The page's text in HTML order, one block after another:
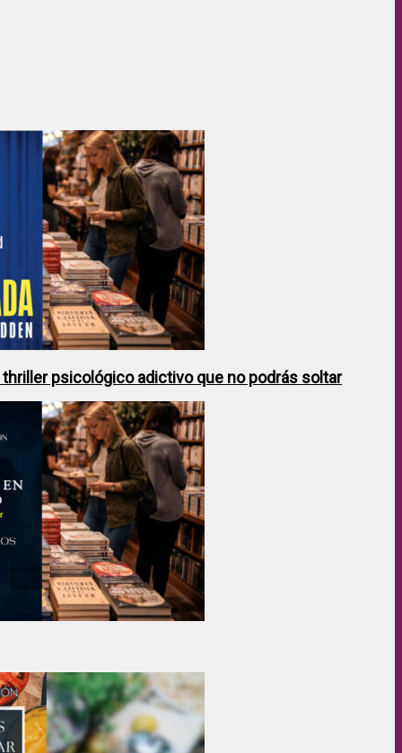
thriller psicológico adictivo que no podrás soltar